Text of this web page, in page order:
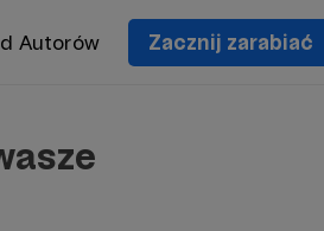
Autorów Zacznij zarabiać